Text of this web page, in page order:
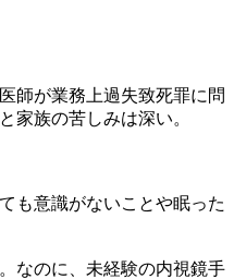
師が業務上過失致死罪に問
家族の苦しみは深い。
も意識がないことや眠った
なのに、未経験の内視鏡手